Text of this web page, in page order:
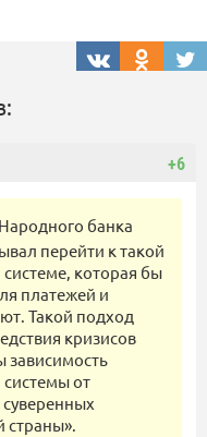
+6
банка
перейти к такой
которая бы
платежей и
Такой подход
кризисов
зависимость
от
страны».